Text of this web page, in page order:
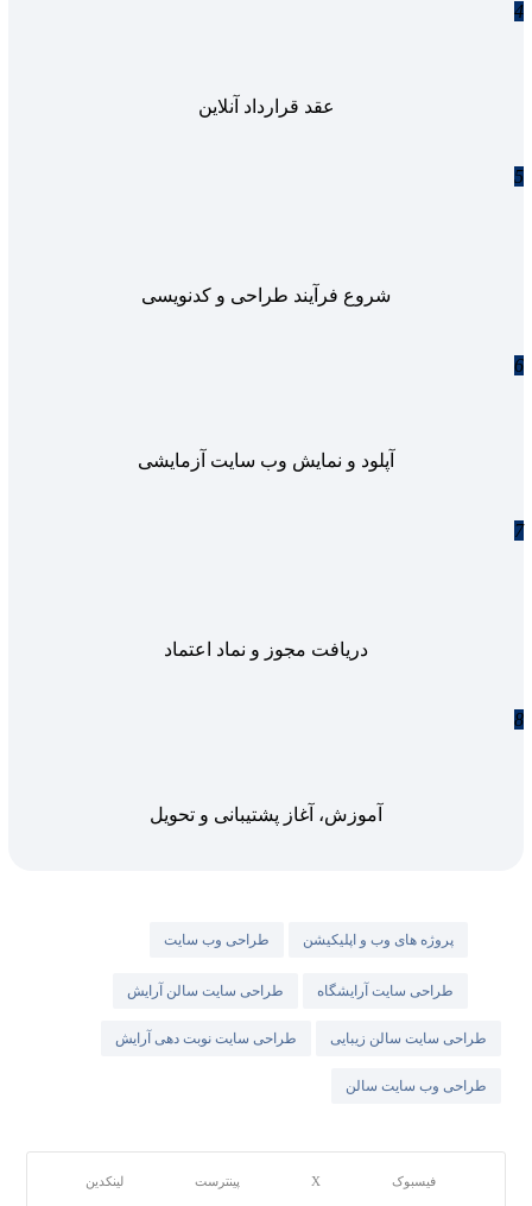
4
عقد قرارداد آنلاین
5
شروع فرآیند طراحی و کدنویسی
6
آپلود و نمایش وب سایت آزمایشی
7
دریافت مجوز و نماد اعتماد
8
آموزش، آغاز پشتیبانی و تحویل
پروژه های وب و اپلیکیشن طراحی وب سایت
طراحی سایت آرایشگاه طراحی سایت سالن آرایش
طراحی سایت سالن زیبایی طراحی سایت نوبت دهی آرایش
طراحی وب سایت سالن
فیسبوک X پینترست لینکدین